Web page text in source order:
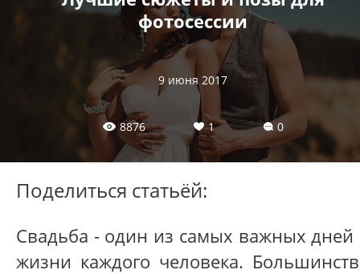
фотосессии
9 июня 2017
8876 1 0
Поделиться статьёй:
Свадьба - один из самых важных дней
жизни каждого человека.